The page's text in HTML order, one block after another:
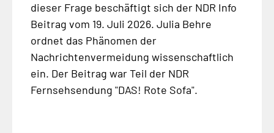
dieser Frage beschäftigt sich der NDR Info
Beitrag vom 19. Juli 2026. Julia Behre
ordnet das Phänomen der
Nachrichtenvermeidung wissenschaftlich
ein. Der Beitrag war Teil der NDR
Fernsehsendung "DAS! Rote Sofa".